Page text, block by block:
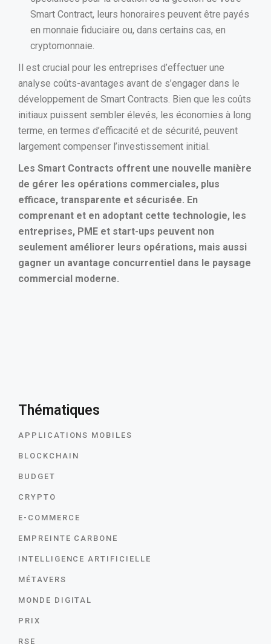
HOME
A PROPOS
L’agence
Nos clients
Processus de Travail
Tarification
SERVICES
Applications mobiles
Applications web
Blockchain & Cryptomonnaies
PROJETS
BLOG
CONTACT
Smart Contract, leurs honoraires peuvent être payés
en monnaie fiduciaire ou, dans certains cas, en
cryptomonnaie.
Il est crucial pour les entreprises d’effectuer une
analyse coûts-avantages avant de s’engager dans le
développement de Smart Contracts. Bien que les coûts
initiaux puissent sembler élevés, les économies à long
terme, en termes d’efficacité et de sécurité, peuvent
largement compenser l’investissement initial.
Les Smart Contracts offrent une nouvelle manière
de gérer les opérations commerciales, plus
efficace, transparente et sécurisée. En
comprenant et en adoptant cette technologie, les
entreprises, PME et start-ups peuvent non
seulement améliorer leurs opérations, mais aussi
gagner un avantage concurrentiel dans le paysage
commercial moderne.
Thématiques
APPLICATIONS MOBILES
BLOCKCHAIN
BUDGET
CRYPTO
E-COMMERCE
EMPREINTE CARBONE
INTELLIGENCE ARTIFICIELLE
MÉTAVERS
MONDE DIGITAL
PRIX
RSE